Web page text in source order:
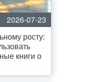
2026-07-23
росту:
книги о